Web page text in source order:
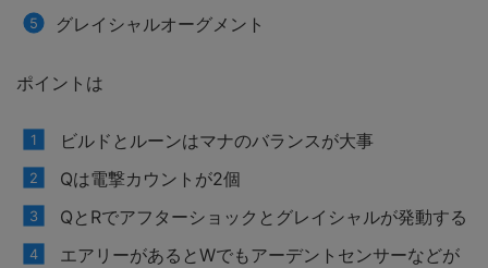
グレイシャルオーグメント
ポイントは
ビルドとルーンはマナのバランスが大事
Qは電撃カウントが2個
QとRでアフターショックとグレイシャルが発動する
エアリーがあるとWでもアーデントセンサーなどが